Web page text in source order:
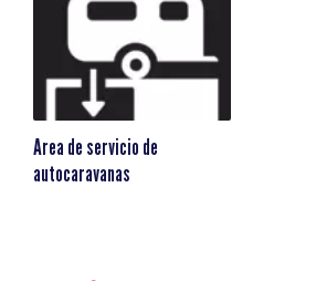
Area de servicio de
autocaravanas